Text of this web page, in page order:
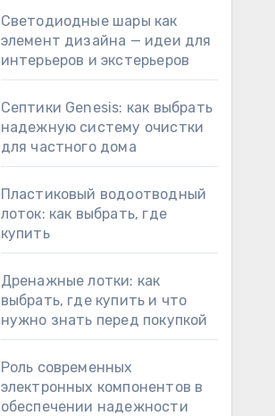
Светодиодные шары как
элемент дизайна — идеи для
интерьеров и экстерьеров
Септики Genesis: как выбрать
надежную систему очистки
для частного дома
Пластиковый водоотводный
лоток: как выбрать, где
купить
Дренажные лотки: как
выбрать, где купить и что
нужно знать перед покупкой
Роль современных
электронных компонентов в
обеспечении надежности